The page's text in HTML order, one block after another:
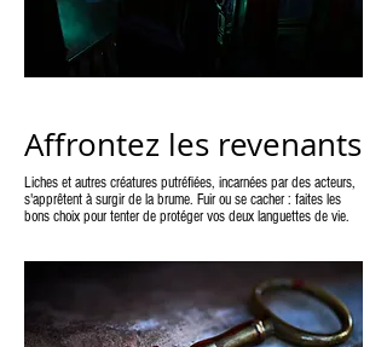
Affrontez les revenants
Liches et autres créatures putréfiées, incarnées par des acteurs,
s'apprêtent à surgir de la brume. Fuir ou se cacher : faites les
bons choix pour tenter de protéger vos deux languettes de vie.